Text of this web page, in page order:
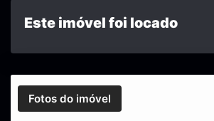
Este imóvel foi locado
Fotos do imóvel